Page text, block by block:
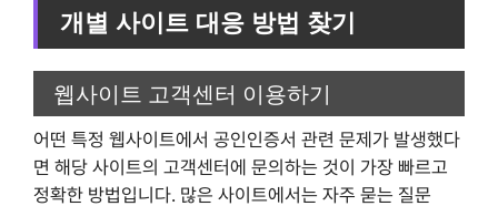
개별 사이트 대응 방법 찾기
웹사이트 고객센터 이용하기
어떤 특정 웹사이트에서 공인인증서 관련 문제가 발생했다
면 해당 사이트의 고객센터에 문의하는 것이 가장 빠르고
정확한 방법입니다. 많은 사이트에서는 자주 묻는 질문